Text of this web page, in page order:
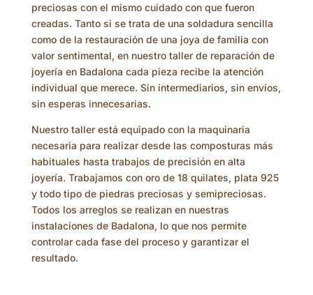
preciosas con el mismo cuidado con que fueron
creadas. Tanto si se trata de una soldadura sencilla
como de la restauración de una joya de familia con
valor sentimental, en nuestro taller de reparación de
joyería en Badalona cada pieza recibe la atención
individual que merece. Sin intermediarios, sin envíos,
sin esperas innecesarias.
Nuestro taller está equipado con la maquinaria
necesaria para realizar desde las composturas más
habituales hasta trabajos de precisión en alta
joyería. Trabajamos con oro de 18 quilates, plata 925
y todo tipo de piedras preciosas y semipreciosas.
Todos los arreglos se realizan en nuestras
instalaciones de Badalona, lo que nos permite
controlar cada fase del proceso y garantizar el
resultado.